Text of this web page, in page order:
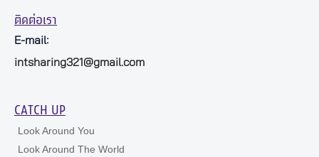
ติดต่อเรา
E-mail:
intsharing321@gmail.com
CATCH UP
Look Around You
Look Around The World